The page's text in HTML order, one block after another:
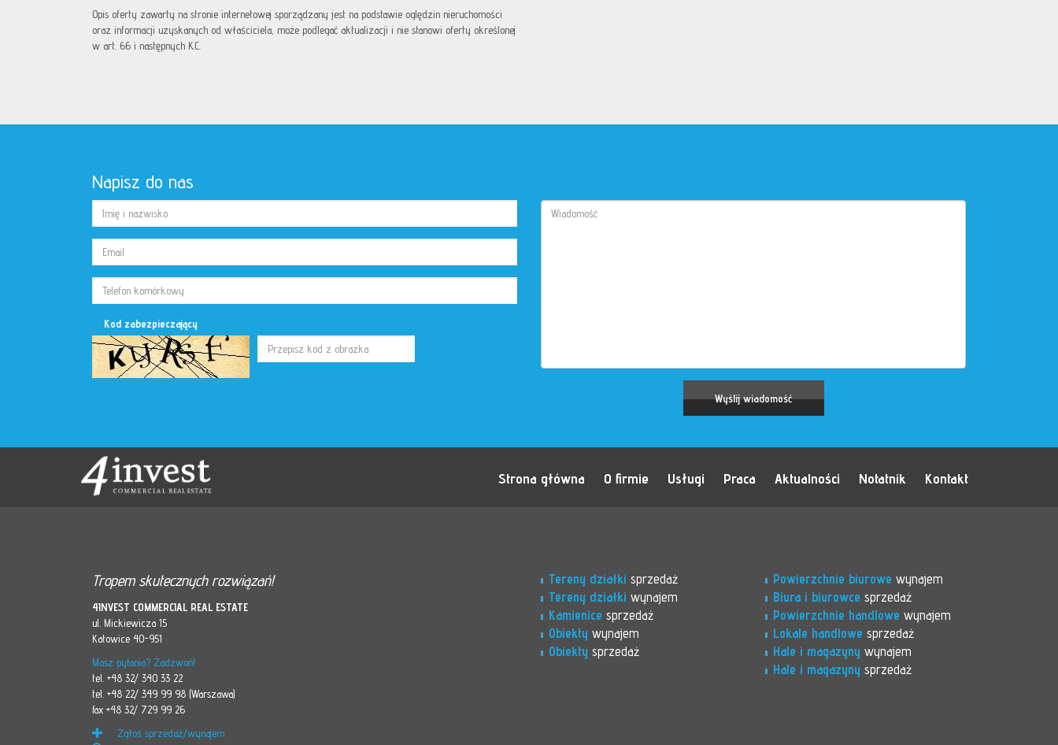
Opis oferty zawarty na stronie internetowej sporządzany jest na podstawie oględzin nieruchomości
oraz informacji uzyskanych od właściciela, może podlegać aktualizacji i nie stanowi oferty określonej
w art. 66 i następnych K.C.
Napisz do nas
Kod zabezpieczający
Strona główna O firmie Usługi Praca Aktualności Notatnik Kontakt
Tropem skutecznych rozwiązań!
4INVEST COMMERCIAL REAL ESTATE
ul. Mickiewicza 15
Katowice 40-951
Masz pytania? Zadzwoń!
tel. +48 32/ 340 33 22
tel. +48 22/ 349 99 98 (Warszawa)
fax +48 32/ 729 99 26
Zgłoś sprzedaż/wynajem
Tereny działki sprzedaż
Tereny działki wynajem
Kamienice sprzedaż
Obiekty wynajem
Obiekty sprzedaż
Powierzchnie biurowe wynajem
Biura i biurowce sprzedaż
Powierzchnie handlowe wynajem
Lokale handlowe sprzedaż
Hale i magazyny wynajem
Hale i magazyny sprzedaż